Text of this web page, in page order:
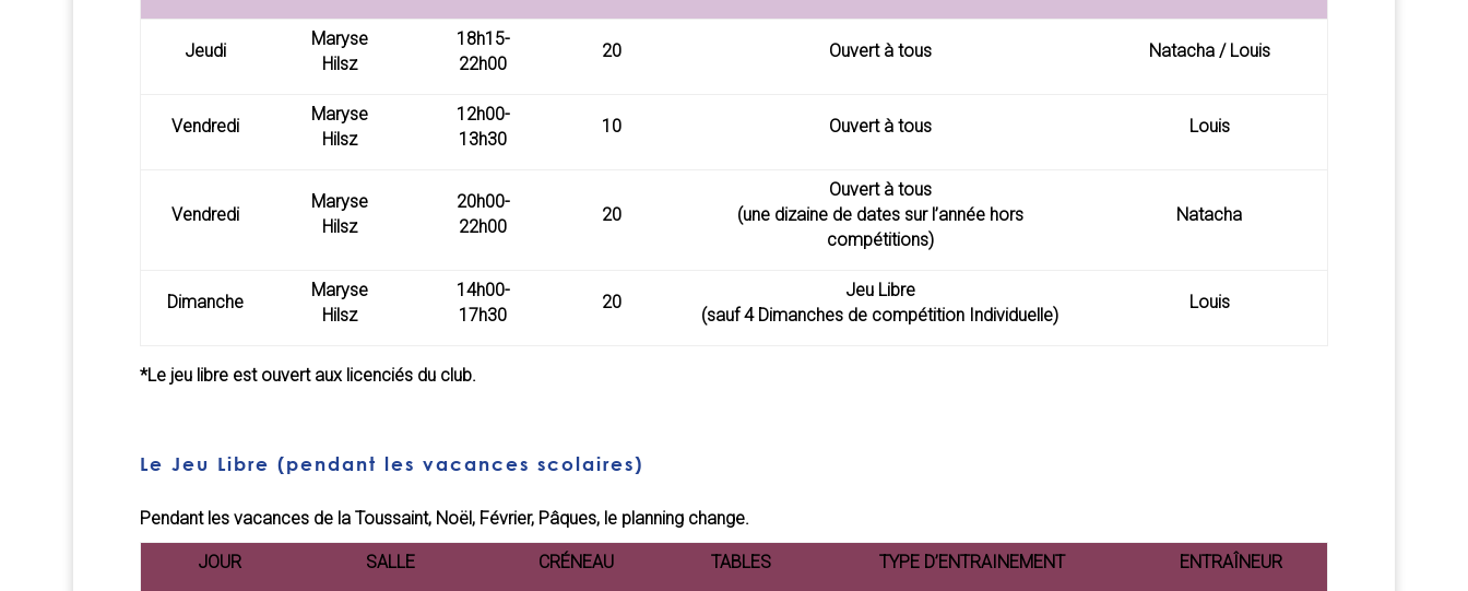
Jeudi
Maryse
Hilsz
18h15-
22h00
20 Ouvert à tous Natacha / Louis
Vendredi
Maryse
Hilsz
12h00-
13h30
10 Ouvert à tous Louis
Vendredi
Maryse
Hilsz
20h00-
22h00
20
Ouvert à tous
(une dizaine de dates sur l’année hors
compétitions)
Natacha
Dimanche
Maryse
Hilsz
14h00-
17h30
20
Jeu Libre
(sauf 4 Dimanches de compétition Individuelle)
Louis
*Le jeu libre est ouvert aux licenciés du club.
Le Jeu Libre (pendant les vacances scolaires)
Pendant les vacances de la Toussaint, Noël, Février, Pâques, le planning change.
JOUR SALLE CRÉNEAU TABLES TYPE D’ENTRAINEMENT ENTRAÎNEUR